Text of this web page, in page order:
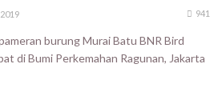
941
burung Murai Batu BNR Bird
di Bumi Perkemahan Ragunan, Jakarta